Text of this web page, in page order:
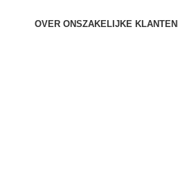
OVER ONSZAKELIJKE KLANTEN